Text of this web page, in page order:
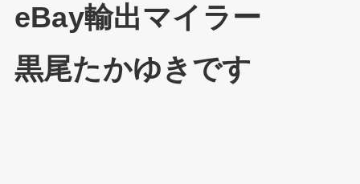
eBay輸出マイラー
黒尾たかゆきです